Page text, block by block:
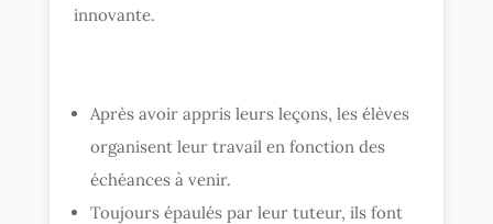
innovante.
Après avoir appris leurs leçons, les élèves
organisent leur travail en fonction des
échéances à venir.
Toujours épaulés par leur tuteur, ils font